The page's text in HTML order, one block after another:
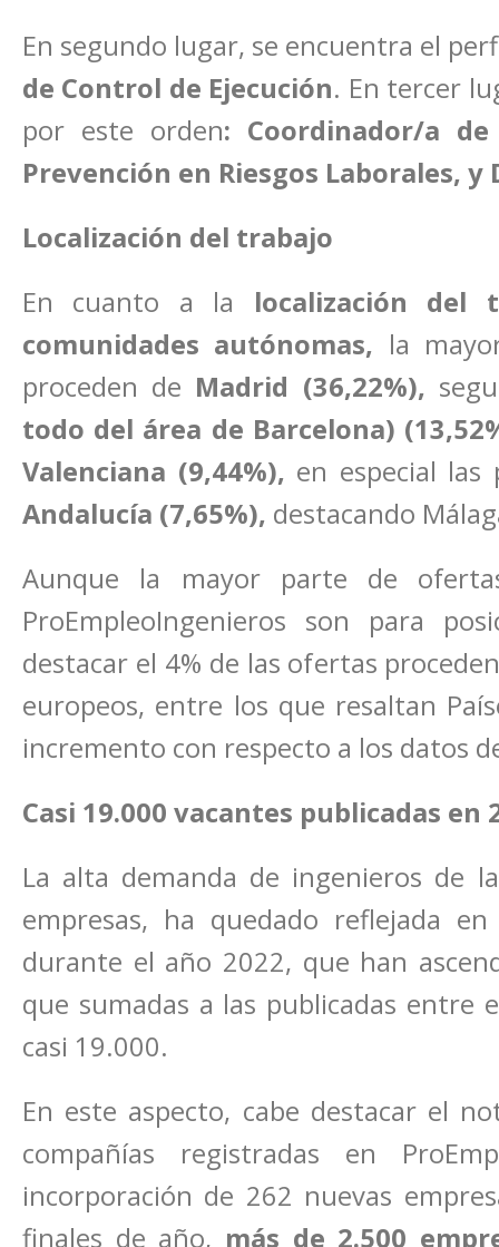
En segundo lugar, se encuentra el
de Control de Ejecución. En tercer
por este orden: Coordinador/a
Prevención en Riesgos Laborales,
Localización del trabajo
En cuanto a la localización
comunidades autónomas, la
proceden de Madrid (36,22%),
todo del área de Barcelona)
Valenciana (9,44%), en especial las
Andalucía (7,65%), destacando
Aunque la mayor parte de
ProEmpleoIngenieros son para
destacar el 4% de las ofertas
europeos, entre los que resaltan
incremento con respecto a los datos
Casi 19.000 vacantes publicadas en
La alta demanda de ingenieros de
empresas, ha quedado reflejada
durante el año 2022, que han
que sumadas a las publicadas entre
casi 19.000.
En este aspecto, cabe destacar el
compañías registradas en
incorporación de 262 nuevas
finales de año, más de 2.500